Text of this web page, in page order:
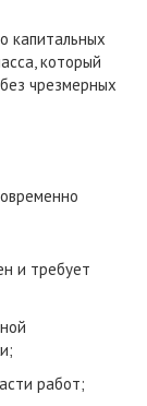
капитальных
который
чрезмерных
и требует
работ;